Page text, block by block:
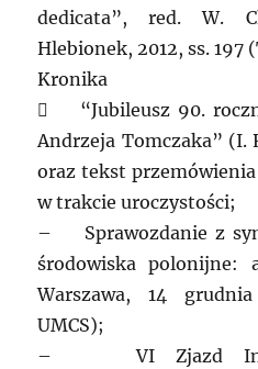
dedicata”, red. W.
Hlebionek, 2012, ss. 197
Kronika
 “Jubileusz 90.
Andrzeja Tomczaka” (I.
oraz tekst przemówienia
w trakcie uroczystości;
– Sprawozdanie z
środowiska polonijne:
Warszawa, 14
UMCS);
– VI Zjazd